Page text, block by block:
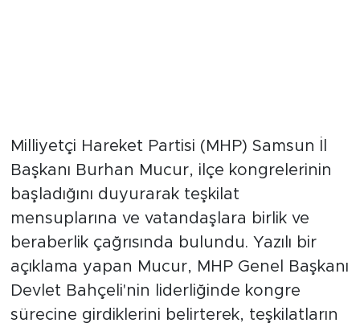
Milliyetçi Hareket Partisi (MHP) Samsun İl
Başkanı Burhan Mucur, ilçe kongrelerinin
başladığını duyurarak teşkilat
mensuplarına ve vatandaşlara birlik ve
beraberlik çağrısında bulundu. Yazılı bir
açıklama yapan Mucur, MHP Genel Başkanı
Devlet Bahçeli'nin liderliğinde kongre
sürecine girdiklerini belirterek, teşkilatların